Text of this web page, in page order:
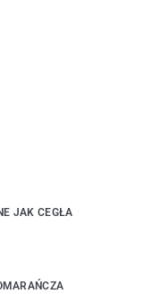
JAK CEGŁA